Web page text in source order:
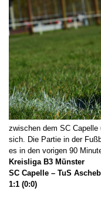
zwischen dem SC
sich. Die Partie in der
es in den vorigen 90
Kreisliga B3 Münster
SC Capelle – TuS
1:1 (0:0)